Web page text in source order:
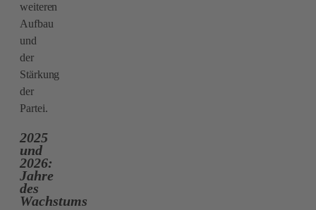
weiteren
Aufbau
und
der
Stärkung
der
Partei.
2025
und
2026:
Jahre
des
Wachstums